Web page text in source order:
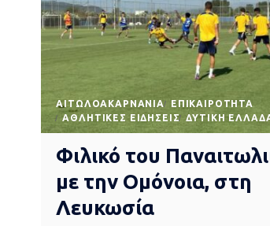
AΙΤΩΛΟΑΚΑΡΝΑΝΊΑ
EΠΙΚΑΙΡΌΤΗΤΑ
ΑΘΛΗΤΙΚΈΣ ΕΙΔΉΣΕΙΣ
ΔΥΤΙΚΉ
Φιλικό του
με την Ομόνοια, στη
Λευκωσία